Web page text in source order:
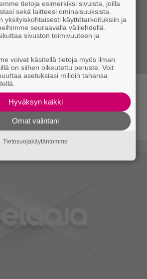
jälleenmyyjien
siirtymisestä –
pelejä myydään
koteloissa
tietoja esimerkiksi sivuista, joilla
sekä laitteesi ominaisuuksista.
yksityiskohtaisesti käyttötarkoituksiin ja
seuraavalla välilehdellä.
sivuston toimivuuteen ja
voivat käsitellä tietoja myös ilman
on siihen oikeutettu peruste. Voit
asetuksiasi milloin tahansa
Hyväksyn kaikki
Omat valintani
Tietosuojakäytäntömme